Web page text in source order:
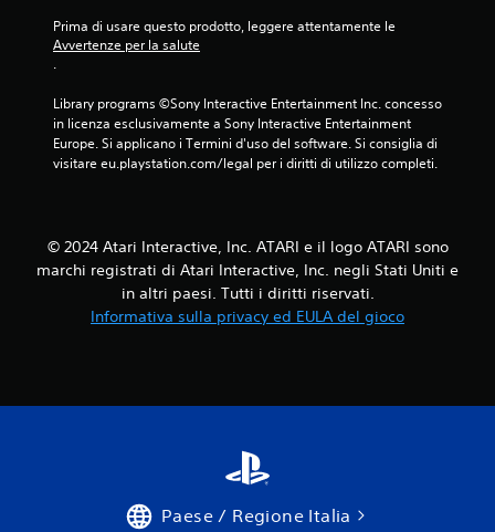
Prima di usare questo prodotto, leggere attentamente le
Avvertenze per la salute
.
Library programs ©Sony Interactive Entertainment Inc. concesso
in licenza esclusivamente a Sony Interactive Entertainment
Europe. Si applicano i Termini d'uso del software. Si consiglia di
visitare eu.playstation.com/legal per i diritti di utilizzo completi.
© 2024 Atari Interactive, Inc. ATARI e il logo ATARI sono
marchi registrati di Atari Interactive, Inc. negli Stati Uniti e
in altri paesi. Tutti i diritti riservati.
Informativa sulla privacy ed EULA del gioco
Paese / Regione Italia